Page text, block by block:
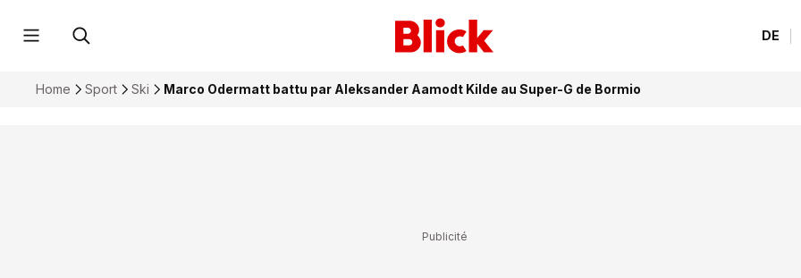
DE
Home Sport Ski Marco Odermatt battu par Aleksander Aamodt Kilde au Super-G de Bormio